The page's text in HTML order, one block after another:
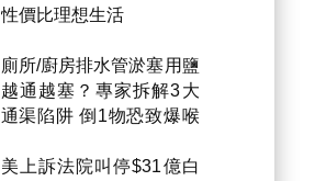
性價比理想生活
廁所/廚房排水管淤塞用鹽
越通越塞？專家拆解3大
通渠陷阱 倒1物恐致爆喉
美上訴法院叫停$31億白